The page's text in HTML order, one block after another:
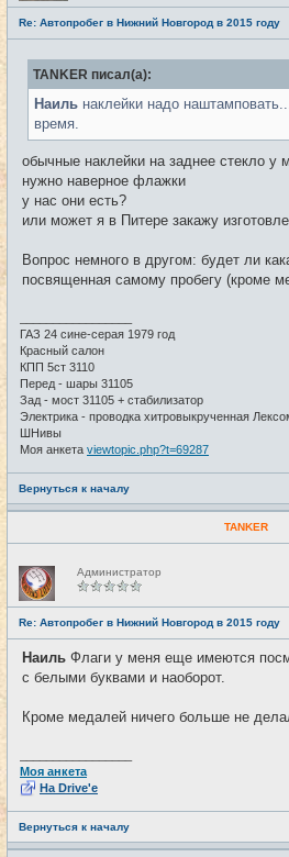
с
е
т
и
Re: Автопробег в Нижний Новгород в 2015 году
TANKER писал(а):
Наиль наклейки надо
время.
обычные наклейки на заднее стекло у
нужно наверное флажки
у нас они есть?
или может я в Питере закажу
Вопрос немного в другом: будет ли
посвященная самому пробегу (кроме
ГАЗ 24 сине-серая 1979 год
Красный салон
КПП 5ст 3110
Перед - шары 31105
Зад - мост 31105 + стабилизатор
Электрика - проводка хитровыкрученная
ШНивы
Моя анкета viewtopic.php?t=69287
Вернуться к началу
TANKER
Н
е
в
с
е
т
и
Администратор
Re: Автопробег в Нижний Новгород в 2015 году
Наиль Флаги у меня еще имеются
с белыми буквами и наоборот.
Кроме медалей ничего больше не
Моя анкета
На Drive'e
Вернуться к началу